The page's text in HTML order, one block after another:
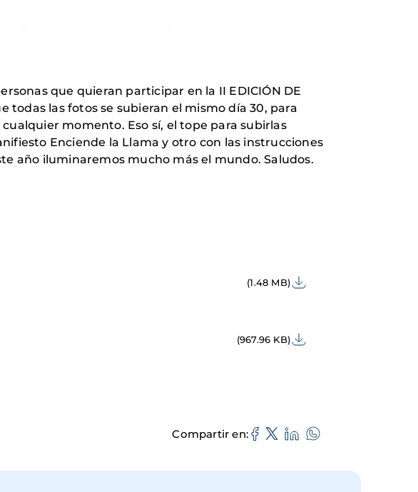
que quieran participar en la II EDICIÓN DE
todas las fotos se subieran el mismo día 30, para
momento. Eso sí, el tope para subirlas
Enciende la Llama y otro con las instrucciones
año iluminaremos mucho más el mundo. Saludos.
(1.48 MB)
(967.96 KB)
Compartir en